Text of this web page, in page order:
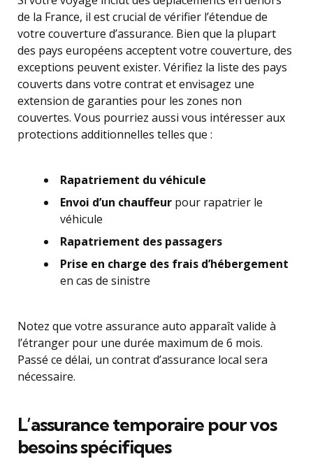
de la France, il est crucial de vérifier l’étendue de
votre couverture d’assurance. Bien que la plupart
des pays européens acceptent votre couverture, des
exceptions peuvent exister. Vérifiez la liste des pays
couverts dans votre contrat et envisagez une
extension de garanties pour les zones non
couvertes. Vous pourriez aussi vous intéresser aux
protections additionnelles telles que :
Rapatriement du véhicule
Envoi d’un chauffeur pour rapatrier le
véhicule
Rapatriement des passagers
Prise en charge des frais d’hébergement
en cas de sinistre
Notez que votre assurance auto apparaît valide à
l’étranger pour une durée maximum de 6 mois.
Passé ce délai, un contrat d’assurance local sera
nécessaire.
L’assurance temporaire pour vos
besoins spécifiques